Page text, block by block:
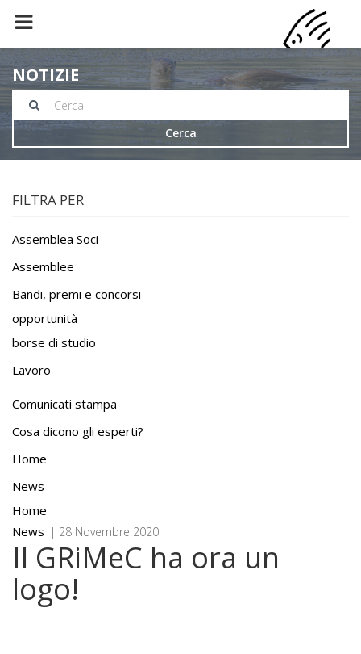
NOTIZIE
Cerca
FILTRA PER
Assemblea Soci
Assemblee
Bandi, premi e concorsi
opportunità
borse di studio
Lavoro
Comunicati stampa
Cosa dicono gli esperti?
Home
News
Home
News | 28 Novembre 2020
Il GRiMeC ha ora un
logo!